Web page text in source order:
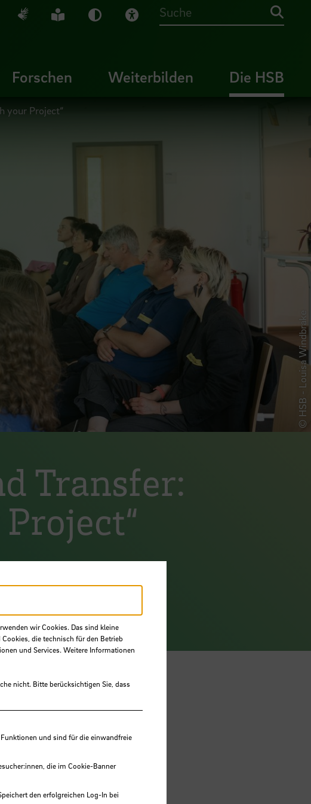
Deutsche Gebärdensprache
Leichte Sprache
Dunkel-Modus
Visuelle Hilfe
Suche
Forschen Weiterbilden Die HSB
your Project“
© HSB - Louisa Windbrake
Transfer:
und Transfer“,
Zahlreiche
sich am 26.
zu gewinnen –
Die
und
wir Cookies. Das sind kleine
die technisch für den Betrieb
und Services. Weitere Informationen
nicht. Bitte berücksichtigen Sie, dass
und sind für die einwandfreie
die im Cookie-Banner
den erfolgreichen Log-In bei